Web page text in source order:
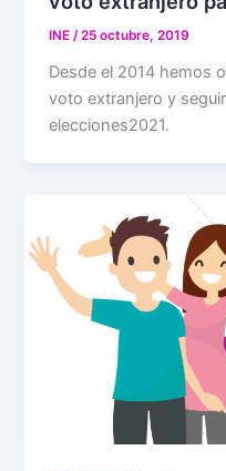
INE/25 octubre, 2019
Desde el 2014 hemos
voto extranjero y
elecciones2021.